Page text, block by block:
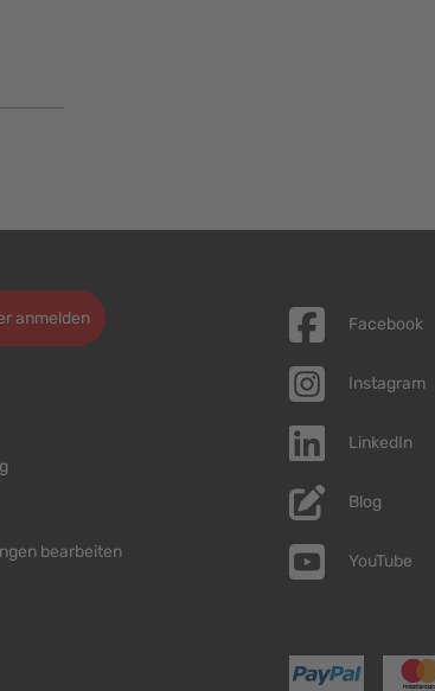
anmelden
bearbeiten
Facebook
Instagram
LinkedIn
Blog
YouTube